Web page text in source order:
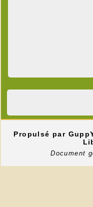
Propulsé par
Document